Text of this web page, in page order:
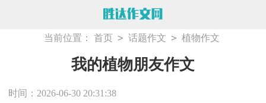
当前位置： 首页 > 话题作文 > 植物作文
我的植物朋友作文
时间：2026-06-30 20:31:38